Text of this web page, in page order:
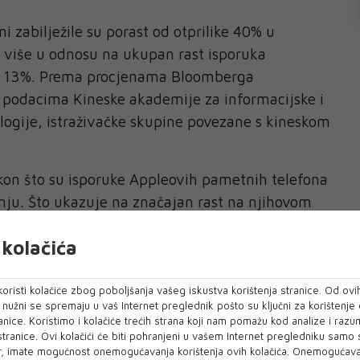
zabilježile su porast od otprilike 40% u
u odnosu na ukupan rast isporuka
Prema procjenama Bloomberga
Kineske akademije za informacijske i
istraživačke skupine povezane s kineskom
što su isporuke Appleovih pametnih telefona
Što ukazuje na značajan rast na njihovom
napomene da je Apple agresivno smanjio
niz novih promocija u mjesecima prije
18. lipnja, što bi moglo imati negativan
marže.
kolačiće zbog poboljšanja vašeg iskustva korištenja stranice. Od
se spremaju u vaš Internet preglednik pošto su ključni za korištenje
Koristimo i kolačiće trećih strana koji nam pomažu kod analize i
Ovi kolačići će biti pohranjeni u vašem Internet pregledniku samo
imate mogućnost onemogućavanja korištenja ovih kolačića.